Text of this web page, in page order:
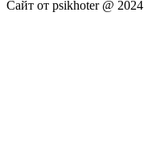
Сайт от psikhoter @ 2024